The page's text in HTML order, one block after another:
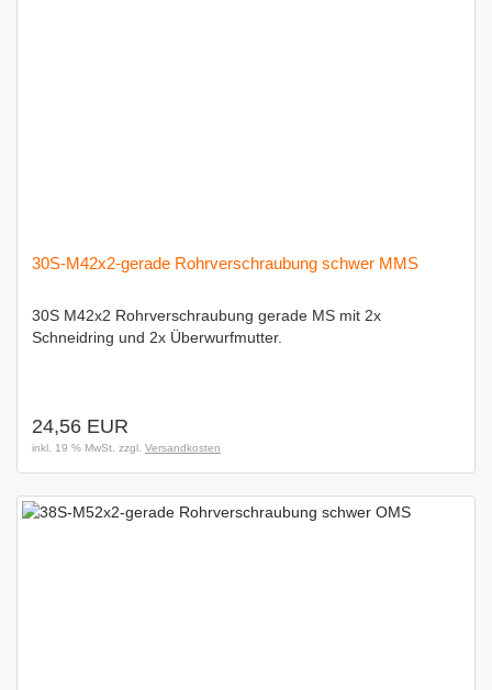
30S-M42x2-gerade Rohrverschraubung schwer MMS
30S M42x2 Rohrverschraubung gerade MS mit 2x
Schneidring und 2x Überwurfmutter.
24,56 EUR
inkl. 19 % MwSt. zzgl. Versandkosten